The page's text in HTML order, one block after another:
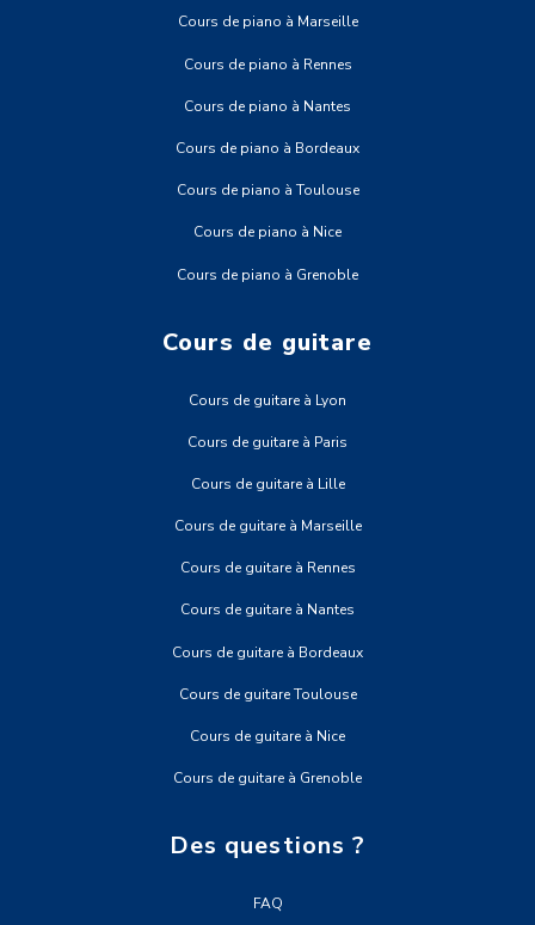
Cours de piano à Marseille
Cours de piano à Rennes
Cours de piano à Nantes
Cours de piano à Bordeaux
Cours de piano à Toulouse
Cours de piano à Nice
Cours de piano à Grenoble
Cours de guitare
Cours de guitare à Lyon
Cours de guitare à Paris
Cours de guitare à Lille
Cours de guitare à Marseille
Cours de guitare à Rennes
Cours de guitare à Nantes
Cours de guitare à Bordeaux
Cours de guitare Toulouse
Cours de guitare à Nice
Cours de guitare à Grenoble
Des questions ?
FAQ